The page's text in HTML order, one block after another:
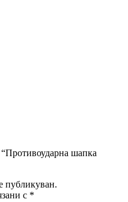
шапка
публикуван.
с *